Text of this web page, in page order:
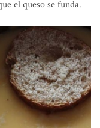
el queso se funda.